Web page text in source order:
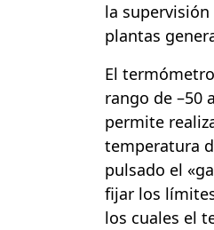
la
plantas
El
rango de –50
permite
temperatura
pulsado el
fijar los
los cuales el